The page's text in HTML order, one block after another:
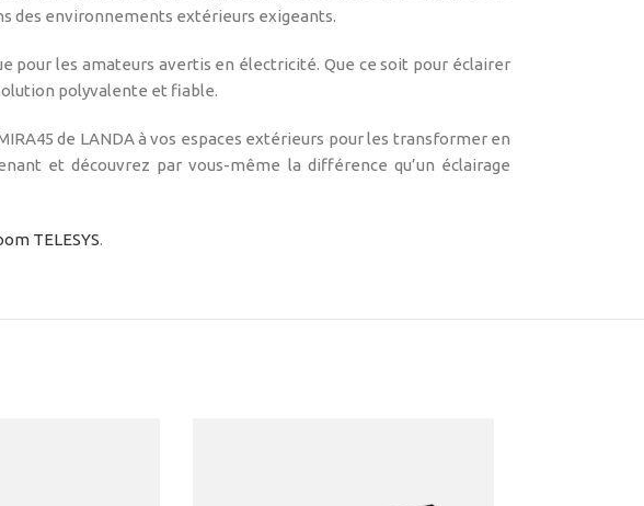
des environnements extérieurs exigeants.
pour les amateurs avertis en électricité. Que ce soit pour éclairer
polyvalente et fiable.
de LANDA à vos espaces extérieurs pour les transformer en
et découvrez par vous-même la différence qu’un éclairage
TELESYS.